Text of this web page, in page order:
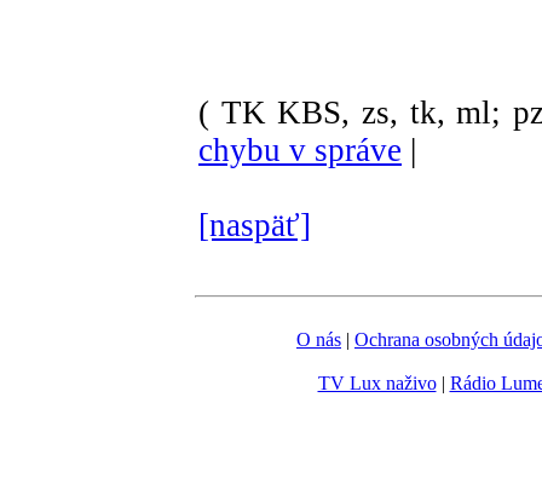
( TK KBS, zs, tk, ml;
chybu v správe |
[naspäť]
O nás | Ochrana osobných
TV Lux naživo| Rádio